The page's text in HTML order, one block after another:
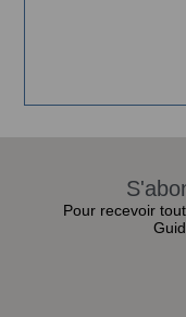
Pour recevoir